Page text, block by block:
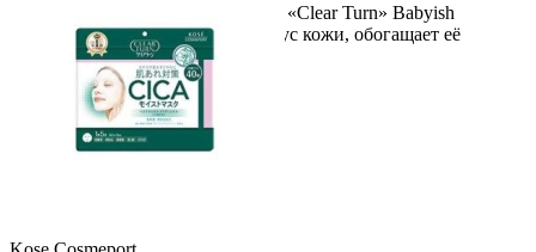
Интенсивно увлажняющая маска «Clear Turn» Babyish
восстанавливает жизненный тонус кожи, обогащает её
необходимыми...